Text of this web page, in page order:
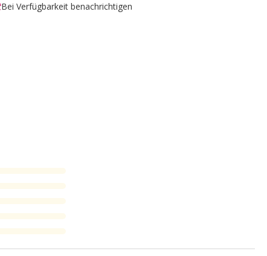
Bei Verfügbarkeit benachrichtigen